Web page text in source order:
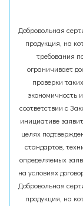
Добровольная
продукция, на
требования
ограничивает
проверки
экономичность
соответствии с
инициативе
целях
стандартов,
определяемых
на условиях
Добровольная
продукция, на